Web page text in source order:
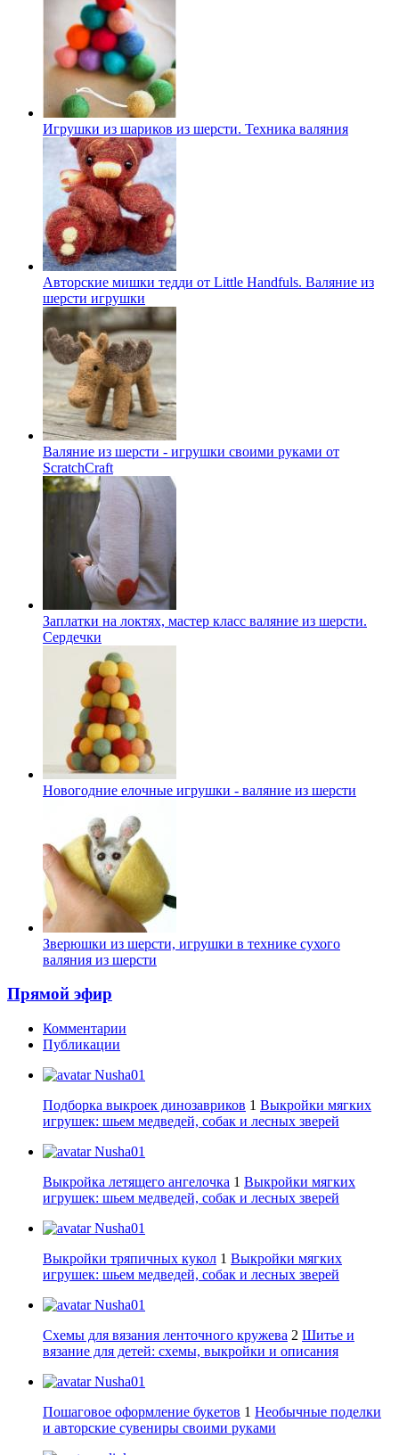
Игрушки из шариков из шерсти. Техника валяния
Авторские мишки тедди от Little Handfuls. Валяние из
шерсти игрушки
Валяние из шерсти - игрушки своими руками от
ScratchCraft
Заплатки на локтях, мастер класс валяние из шерсти.
Сердечки
Новогодние елочные игрушки - валяние из шерсти
Зверюшки из шерсти, игрушки в технике сухого
валяния из шерсти
Прямой эфир
Комментарии
Публикации
Nusha01
Подборка выкроек динозавриков 1 Выкройки мягких
игрушек: шьем медведей, собак и лесных зверей
Nusha01
Выкройка летящего ангелочка 1 Выкройки мягких
игрушек: шьем медведей, собак и лесных зверей
Nusha01
Выкройки тряпичных кукол 1 Выкройки мягких
игрушек: шьем медведей, собак и лесных зверей
Nusha01
Схемы для вязания ленточного кружева 2 Шитье и
вязание для детей: схемы, выкройки и описания
Nusha01
Пошаговое оформление букетов 1 Необычные поделки
и авторские сувениры своими руками